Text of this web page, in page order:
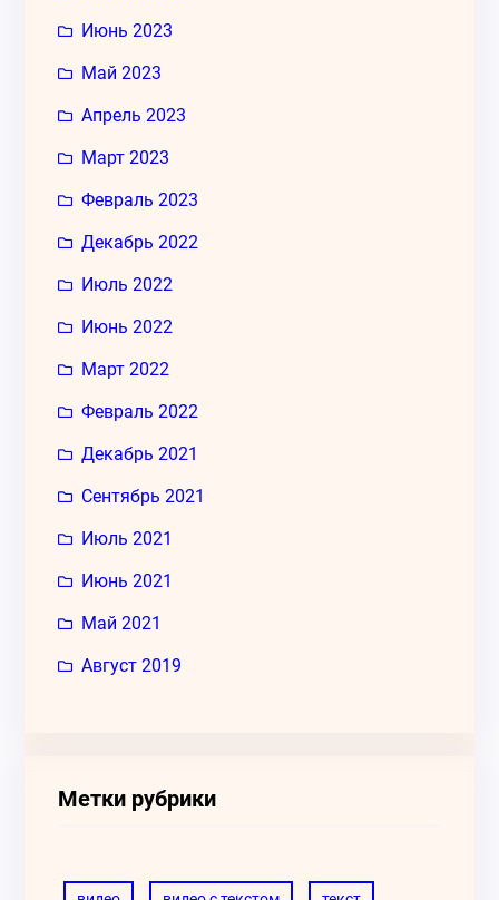
Июнь 2023
Май 2023
Апрель 2023
Март 2023
Февраль 2023
Декабрь 2022
Июль 2022
Июнь 2022
Март 2022
Февраль 2022
Декабрь 2021
Сентябрь 2021
Июль 2021
Июнь 2021
Май 2021
Август 2019
Метки рубрики